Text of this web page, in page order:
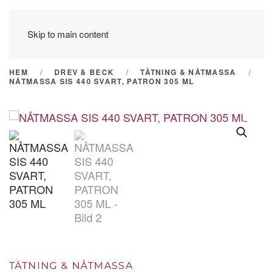
Skip to main content
HEM DREV & BECK
TÄTNING & NÅTMASSA
NÅTMASSA SIS 440 SVART, PATRON 305 ML
TÄTNING & NÅTMASSA